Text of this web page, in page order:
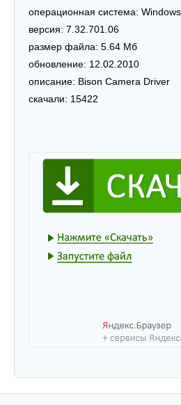
операционная система:
версия: 7.32.701.06
размер файла: 5.64 Мб
обновление: 12.02.2010
описание: Bison Camera Driver
скачали: 15422